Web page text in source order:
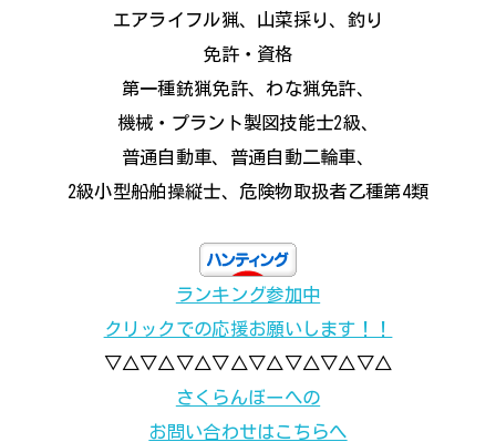
エアライフル猟、山菜採り、釣り
免許・資格
第一種銃猟免許、わな猟免許、
機械・プラント製図技能士2級、
普通自動車、普通自動二輪車、
2級小型船舶操縦士、危険物取扱者乙種第4類
ランキング参加中
クリックでの応援お願いします！！
▽△▽△▽△▽△▽△▽△▽△▽△
さくらんぼーへの
お問い合わせはこちらへ